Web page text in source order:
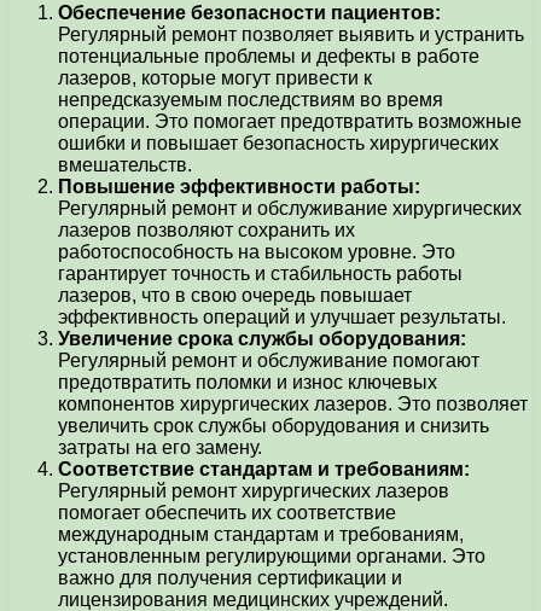
Обеспечение безопасности пациентов:
Регулярный ремонт позволяет выявить и устранить
потенциальные проблемы и дефекты в работе
лазеров, которые могут привести к
непредсказуемым последствиям во время
операции. Это помогает предотвратить возможные
ошибки и повышает безопасность хирургических
вмешательств.
Повышение эффективности работы:
Регулярный ремонт и обслуживание хирургических
лазеров позволяют сохранить их
работоспособность на высоком уровне. Это
гарантирует точность и стабильность работы
лазеров, что в свою очередь повышает
эффективность операций и улучшает результаты.
Увеличение срока службы оборудования:
Регулярный ремонт и обслуживание помогают
предотвратить поломки и износ ключевых
компонентов хирургических лазеров. Это позволяет
увеличить срок службы оборудования и снизить
затраты на его замену.
Соответствие стандартам и требованиям:
Регулярный ремонт хирургических лазеров
помогает обеспечить их соответствие
международным стандартам и требованиям,
установленным регулирующими органами. Это
важно для получения сертификации и
лицензирования медицинских учреждений.